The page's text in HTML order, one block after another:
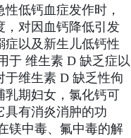
低钙血症发作时，
，对因血钙降低引发
症以及新生儿低钙性
于 维生素 D 缺乏症以
于维生素 D 缺乏性佝
乳期妇女，氯化钙可
具有消炎消肿的功
镁中毒、氟中毒的解